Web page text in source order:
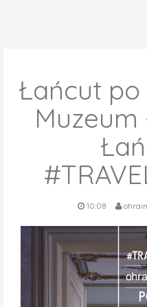
Łańcut
10:08